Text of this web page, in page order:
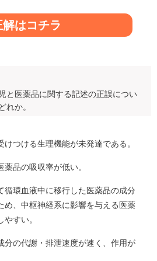
解はコチラ
と医薬品に関する記述の正誤につい
れか。
つける生理機能が未発達である。
品の吸収率が低い。
循環血液中に移行した医薬品の成分
め、中枢神経系に影響を与える医薬
すい。
分の代謝・排泄速度が速く、作用が